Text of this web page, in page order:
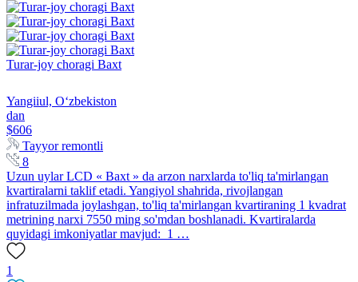
Turar-joy choragi Baxt
Yangiiul, Oʻzbekiston
dan
$606
Tayyor remontli
8
Uzun uylar LCD « Baxt » da arzon narxlarda to'liq ta'mirlangan
kvartiralarni taklif etadi. Yangiyol shahrida, rivojlangan
infratuzilmada joylashgan, to'liq ta'mirlangan kvartiraning 1 kvadrat
metrining narxi 7550 ming so'mdan boshlanadi. Kvartiralarda
quyidagi imkoniyatlar mavjud: 1 …
1